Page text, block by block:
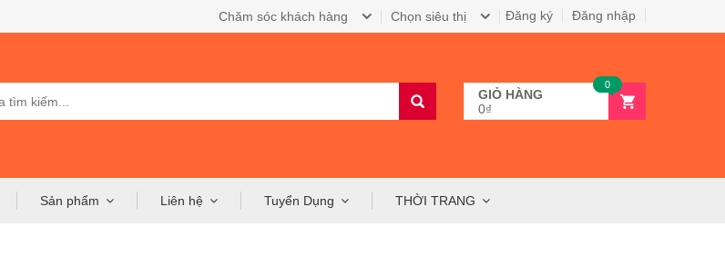
Đăng nhập
Đăng ký
Chọn siêu thị
Chăm sóc khách hàng
GIỎ HÀNG
0₫
0
Sản phẩm Liên hệ Tuyển Dụng THỜI TRANG